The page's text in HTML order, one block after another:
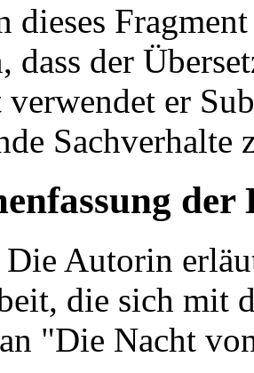
dieses
dass der
verwendet er
Sachverhalte
der
Die Autorin
die sich mit
"Die Nacht